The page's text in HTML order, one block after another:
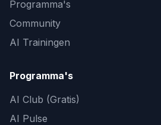
Programma's
Community
AI Trainingen
Programma's
AI Club (Gratis)
AI Pulse